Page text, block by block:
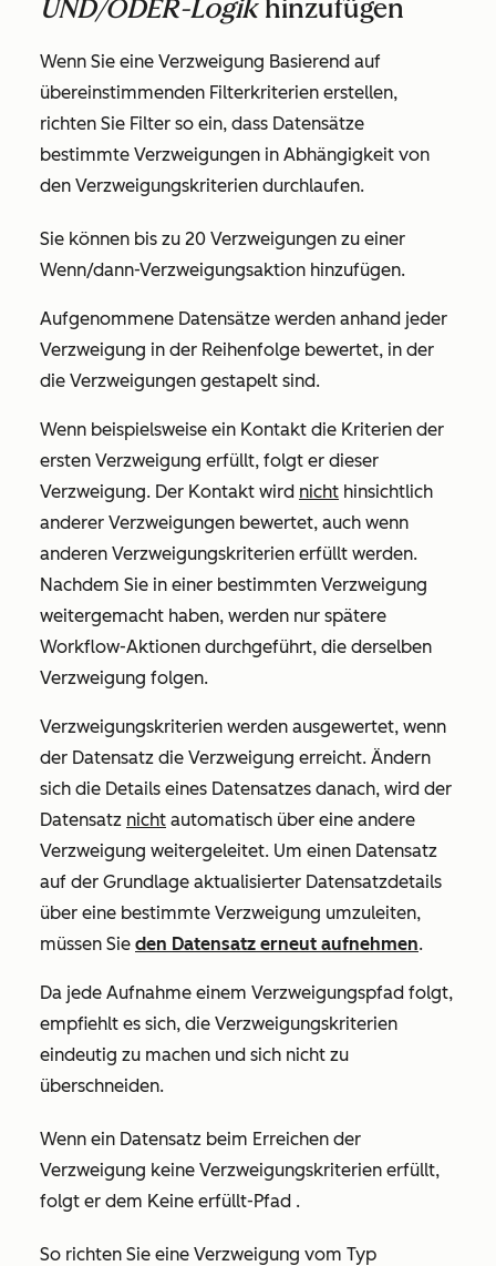
UND/ODER-Logik hinzufügen
Wenn Sie eine Verzweigung Basierend auf
übereinstimmenden Filterkriterien erstellen,
richten Sie Filter so ein, dass Datensätze
bestimmte Verzweigungen in Abhängigkeit von
den Verzweigungskriterien durchlaufen.
Sie können bis zu 20 Verzweigungen zu einer
Wenn/dann-Verzweigungsaktion hinzufügen.
Aufgenommene Datensätze werden anhand jeder
Verzweigung in der Reihenfolge bewertet, in der
die Verzweigungen gestapelt sind.
Wenn beispielsweise ein Kontakt die Kriterien der
ersten Verzweigung erfüllt, folgt er dieser
Verzweigung. Der Kontakt wird nicht hinsichtlich
anderer Verzweigungen bewertet, auch wenn
anderen Verzweigungskriterien erfüllt werden.
Nachdem Sie in einer bestimmten Verzweigung
weitergemacht haben, werden nur spätere
Workflow-Aktionen durchgeführt, die derselben
Verzweigung folgen.
Verzweigungskriterien werden ausgewertet, wenn
der Datensatz die Verzweigung erreicht. Ändern
sich die Details eines Datensatzes danach, wird der
Datensatz nicht automatisch über eine andere
Verzweigung weitergeleitet. Um einen Datensatz
auf der Grundlage aktualisierter Datensatzdetails
über eine bestimmte Verzweigung umzuleiten,
müssen Sie den Datensatz erneut aufnehmen.
Da jede Aufnahme einem Verzweigungspfad folgt,
empfiehlt es sich, die Verzweigungskriterien
eindeutig zu machen und sich nicht zu
überschneiden.
Wenn ein Datensatz beim Erreichen der
Verzweigung keine Verzweigungskriterien erfüllt,
folgt er dem Keine erfüllt-Pfad .
So richten Sie eine Verzweigung vom Typ